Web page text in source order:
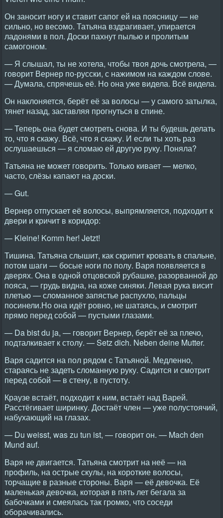
Он заносит ногу и ставит сапог ей на поясницу — не
сильно, но весомо. Татьяна вздрагивает, упирается
ладонями в пол. Доски пахнут пылью и пролитым
самогоном.
— Я слышал, ты не хотела, чтобы твоя дочь смотрела, —
говорит Вернер по-русски, с нажимом на каждом слове.
— Думала, спрячешь её. Но она уже видела. Всё видела.
Он наклоняется, берёт её за волосы — у самого затылка,
тянет назад, заставляя прогнуться в спине.
— Теперь она будет смотреть снова. И ты будешь делать
то, что я скажу. Всё, что я скажу. И если ты хоть раз
ослушаешься — я сломаю ей другую руку. Поняла?
Татьяна не может говорить. Только кивает — мелко,
часто, слёзы капают на доски.
— Gut.
Вернер отпускает её волосы, выпрямляется, подходит к
двери и кричит в коридор:
— Kleine! Komm her! Jetzt!
Тишина. Татьяна слышит, как скрипит кровать в спальне,
потом шаги — босые ноги по полу. Варя появляется в
дверях. Она в одной отцовской рубашке, разорванной до
пояса, — грудь видна, на коже синяки. Левая рука висит
плетью — сломанное запястье распухло, пальцы
посинели.Но она идёт ровно, не шатаясь, и смотрит
прямо перед собой — пустыми глазами.
— Da bist du ja, — говорит Вернер, берёт её за плечо,
подталкивает к столу. — Setz dich. Neben deine Mutter.
Варя садится на пол рядом с Татьяной. Медленно,
стараясь не задеть сломанную руку. Садится и смотрит
перед собой — в стену, в пустоту.
Краузе встаёт, подходит к ним, встаёт над Варей.
Расстёгивает ширинку. Достаёт член — уже полустоячий,
набухающий на глазах.
— Du weisst, was zu tun ist, — говорит он. — Mach den
Mund auf.
Варя не двигается. Татьяна смотрит на неё — на
профиль, на острые скулы, на короткие волосы,
торчащие в разные стороны. Варя — её девочка. Её
маленькая девочка, которая в пять лет бегала за
бабочками и смеялась так громко, что соседи
оборачивались.